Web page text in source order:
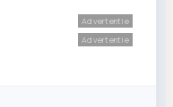
Advertentie
Advertentie